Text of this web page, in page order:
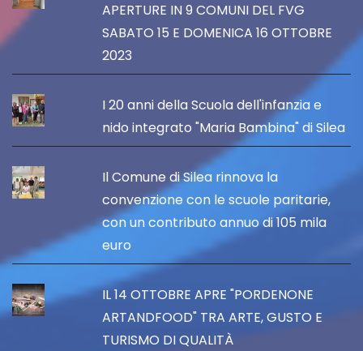
APERTURE IN 9 COMUNI DEL FVG
SABATO 15 E DOMENICA 16 OTTOBRE
2023
I 20 anni della Scuola dell'infanzia e
nido integrato "Maria Bambina" di Silea
Il Comune di Silea rinnova la
convenzione con le scuole paritarie,
con un contributo annuo di 105 mila
euro
IL 14 OTTOBRE APRE "PORDENONE
ARTANDFOOD" TRA ARTE, GUSTO E
TURISMO DI QUALITÀ